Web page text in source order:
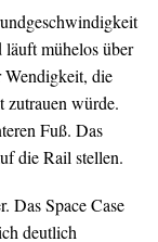
läuft mühelos über
Wendigkeit, die
zutrauen würde.
Fuß. Das
die Rail stellen.
Das Space Case
deutlich